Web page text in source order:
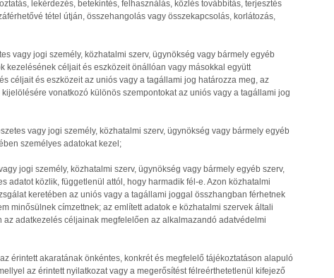
lekérdezés, betekintés, felhasználás, közlés továbbítás, terjesztés
tétel útján, összehangolás vagy összekapcsolás, korlátozás,
vagy jogi személy, közhatalmi szerv, ügynökség vagy bármely egyéb
kezelésének céljait és eszközeit önállóan vagy másokkal együtt
céljait és eszközeit az uniós vagy a tagállami jog határozza meg, az
vonatkozó különös szempontokat az uniós vagy a tagállami jog
vagy jogi személy, közhatalmi szerv, ügynökség vagy bármely egyéb
személyes adatokat kezel;
jogi személy, közhatalmi szerv, ügynökség vagy bármely egyéb szerv,
adatot közlik, függetlenül attól, hogy harmadik fél-e. Azon közhatalmi
keretében az uniós vagy a tagállami joggal összhangban férhetnek
minősülnek címzettnek; az említett adatok e közhatalmi szervek általi
az adatkezelés céljainak megfelelően az alkalmazandó adatvédelmi
az érintett akaratának önkéntes, konkrét és megfelelő tájékoztatáson alapuló
az érintett nyilatkozat vagy a megerősítést félreérthetetlenül kifejező